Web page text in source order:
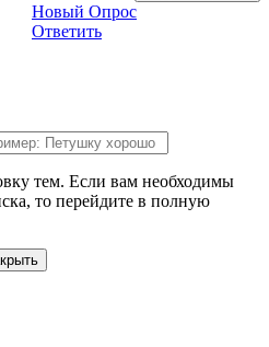
Новый Опрос
Ответить
тем. Если вам необходимы
то перейдите в полную